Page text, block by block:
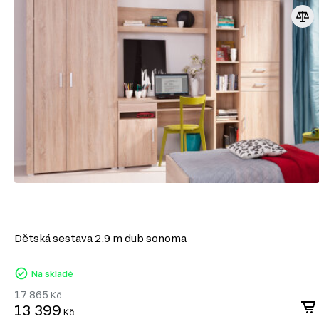
široké škále dekorativních povrchů.
Snadné zpracování: DTD lze snadno řezat a vrtat, což umožňuje
Odolnost vůči vlivům: Laminované DTD je dobře chráněné proti
Ekologičnost: Moderní výrobci zajišťují minimální úroveň emisí
ekologickými normami.
DTD je praktickým a ekonomickým řešením v nábytkářské
vytvářet jak standardní, tak jedinečné designové produkty.
Dětská sestava 2.9 m dub sonoma
Na skladě
17 865 Kč
13 399 Kč